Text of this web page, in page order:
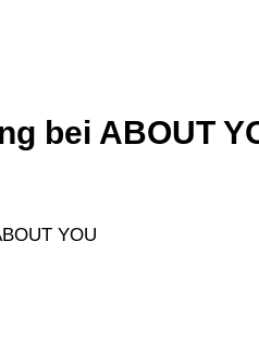
bei ABOUT
YOU